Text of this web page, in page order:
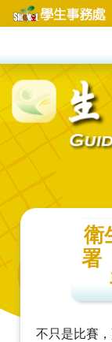
衛
署
不只是比賽